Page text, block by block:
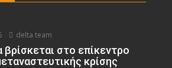
delta team
βρίσκεται στο επίκεντρο
κρίσης